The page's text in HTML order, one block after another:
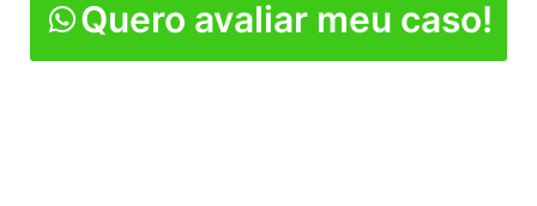
Quero avaliar meu caso!